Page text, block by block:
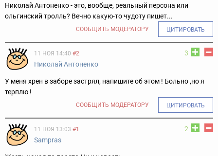
Николай Антоненко - это, вообще, реальный персона или
ольгинский тролль? Вечно какую-то чудоту пишет...
СООБЩИТЬ МОДЕРАТОРУ ЦИТИРОВАТЬ
3
11 НОЯ 14:40 #2
Николай Антоненко
У меня xpeн в заборе застрял, напишите об этом ! Больно ,но я
терплю !
СООБЩИТЬ МОДЕРАТОРУ ЦИТИРОВАТЬ
2
11 НОЯ 13:03 #1
Sampras